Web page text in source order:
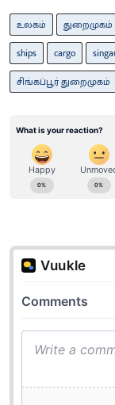
உலகம் துறைமுகம்
ships
cargo
சிங்​கப்​பூர் துறைமுகம்